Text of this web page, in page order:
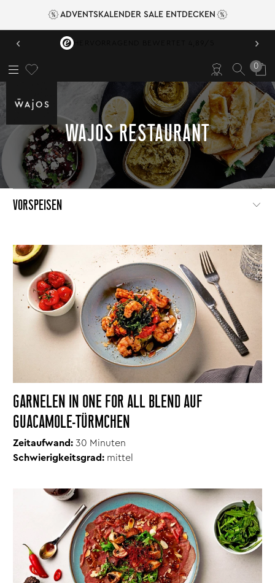
ADVENTSKALENDER SALE ENTDECKEN
‹ ›
0
WAJOS RESTAURANT
VORSPEISEN
GARNELEN IN ONE FOR ALL BLEND AUF
GUACAMOLE-TÜRMCHEN
Zeitaufwand: 30 Minuten
Schwierigkeitsgrad: mittel